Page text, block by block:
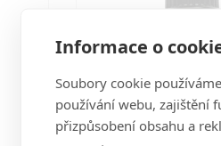
Informace o
Soubory cookie
používání webu, zajištění
přizpůsobení obsahu a